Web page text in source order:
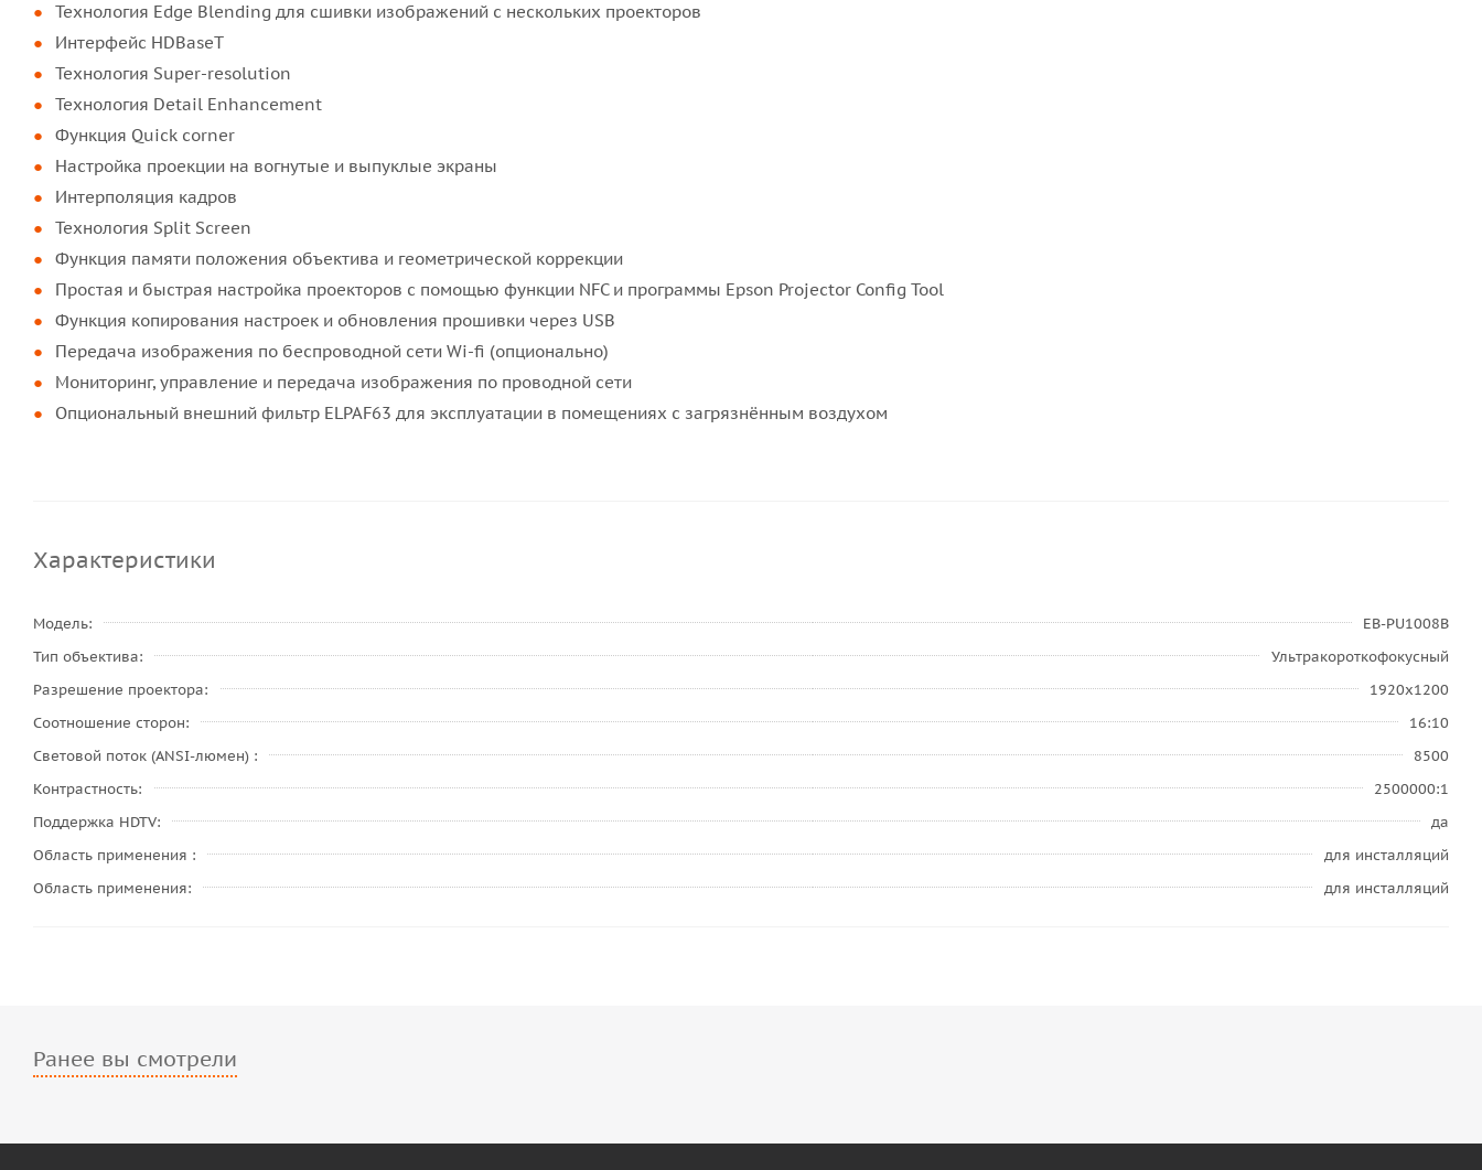
Технология Edge Blending для сшивки изображений с нескольких проекторов
Интерфейс HDBaseT
Технология Super-resolution
Технология Detail Enhancement
Функция Quick corner
Настройка проекции на вогнутые и выпуклые экраны
Интерполяция кадров
Технология Split Screen
Функция памяти положения объектива и геометрической коррекции
Простая и быстрая настройка проекторов с помощью функции NFC и программы Epson Projector Config Tool
Функция копирования настроек и обновления прошивки через USB
Передача изображения по беспроводной сети Wi-fi (опционально)
Мониторинг, управление и передача изображения по проводной сети
Опциональный внешний фильтр ELPAF63 для эксплуатации в помещениях с загрязнённым воздухом
Характеристики
Модель
EB-PU1008B
Тип объектива
Ультракороткофокусный
Разрешение проектора
1920x1200
Соотношение сторон
16:10
Световой поток (ANSI-люмен)
8500
Контрастность
2500000:1
Поддержка HDTV
да
Область применения
для инсталляций
Область применения
для инсталляций
Ранее вы смотрели